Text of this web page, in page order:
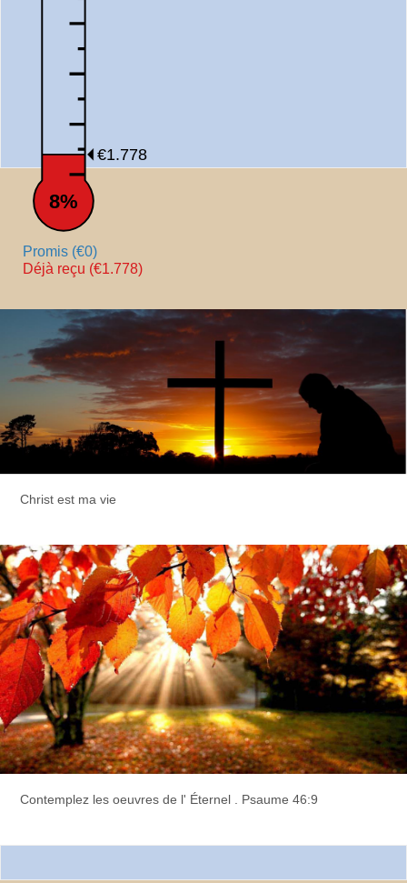
€1.778
8%
Promis (€0)
Déjà reçu (€1.778)
Christ est ma vie
Contemplez les oeuvres de l' Éternel . Psaume 46:9